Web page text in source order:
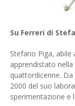
Su Ferreri di
Stefano Piga,
apprendistato
quattordicenne. Da
2000 del suo
sperimentazione e